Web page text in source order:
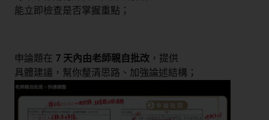
能立即檢查是否掌握重點；
申論題在 7 天內由老師親自批改 ，提供
具體建議，幫你釐清思路、加強論述結構；